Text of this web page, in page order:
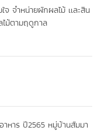
จ จำหน่ายผักผลไม้ เเละสิน
ไม้ตามฤดูกาล
าหาร ปี2565 หมู่บ้านสัมมา